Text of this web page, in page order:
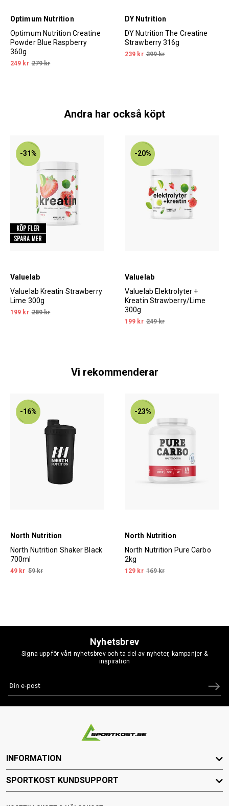
Optimum Nutrition
Optimum Nutrition Creatine
Powder Blue Raspberry
360g
249 kr 279 kr
DY Nutrition
DY Nutrition The Creatine
Strawberry 316g
239 kr 299 kr
Andra har också köpt
-31%
Valuelab
Valuelab Kreatin Strawberry
Lime 300g
199 kr 289 kr
-20%
Valuelab
Valuelab Elektrolyter +
Kreatin Strawberry/Lime
300g
199 kr 249 kr
Vi rekommenderar
-16%
North Nutrition
North Nutrition Shaker Black
700ml
49 kr 59 kr
-23%
North Nutrition
North Nutrition Pure Carbo
2kg
129 kr 169 kr
Nyhetsbrev
Signa upp för vårt nyhetsbrev och ta del av nyheter, kampanjer &
inspiration
INFORMATION
SPORTKOST KUNDSUPPORT